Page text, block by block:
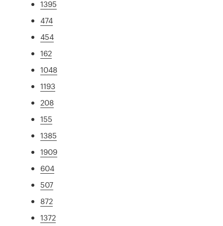
1395
474
454
162
1048
1193
208
155
1385
1909
604
507
872
1372